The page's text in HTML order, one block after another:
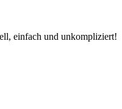
einfach und unkompliziert!